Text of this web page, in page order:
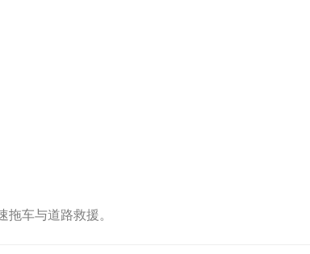
车与道路救援。